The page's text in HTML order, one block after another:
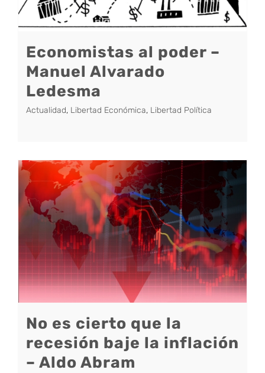
Economistas al poder –
Manuel Alvarado
Ledesma
Actualidad, Libertad Económica, Libertad Política
No es cierto que la
recesión baje la inflación
– Aldo Abram